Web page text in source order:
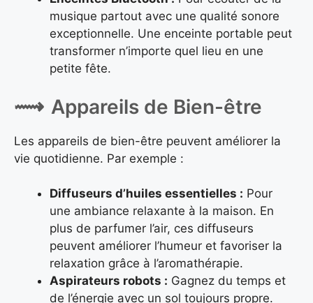
musique partout avec une qualité sonore
exceptionnelle. Une enceinte portable peut
transformer n’importe quel lieu en une
petite fête.
Appareils de Bien-être
Les appareils de bien-être peuvent améliorer la
vie quotidienne. Par exemple :
Diffuseurs d’huiles essentielles : Pour
une ambiance relaxante à la maison. En
plus de parfumer l’air, ces diffuseurs
peuvent améliorer l’humeur et favoriser la
relaxation grâce à l’aromathérapie.
Aspirateurs robots : Gagnez du temps et
de l’énergie avec un sol toujours propre.